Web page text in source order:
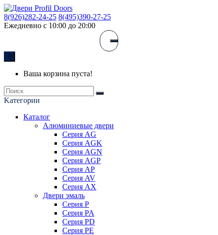
8(926)282-24-25 8(495)390-27-25
Ежедневно с 10:00 до 20:00
0
Ваша корзина пуста!
Kатегории
Каталог
Алюминиевые двери
Серия AG
Серия AGK
Серия AGN
Серия AGP
Серия AP
Серия AV
Серия AX
Двери эмаль
Серия P
Серия PA
Серия PD
Серия PE